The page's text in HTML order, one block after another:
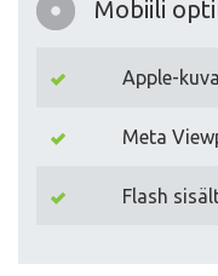
Mobiili
Apple-
Meta
Flash